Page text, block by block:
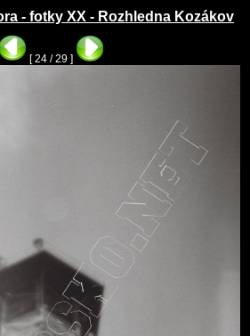
- fotky XX - Rozhledna Kozákov
[ 24 / 29 ]